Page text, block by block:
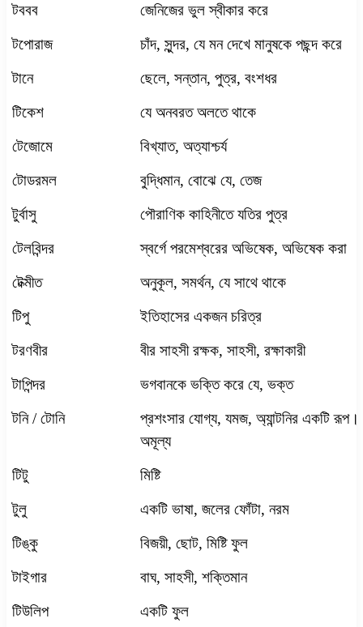
টববব
জেনিজের ভুল স্বীকার করে
টপোরাজ
চাঁদ, সুন্দর, যে মন দেখে মানুষকে পছন্দ করে
টানে
ছেলে, সন্তান, পুত্র, বংশধর
টিকেশ
যে অনবরত অলতে থাকে
টেজোমে
বিখ্যাত, অত্যাশ্চর্য
টোডরমল
বুদ্ধিমান, বোঝে যে, তেজ
টুর্বাসু
পৌরাণিক কাহিনীতে যতির পুত্র
টেলবিন্দর
স্বর্গে পরমেশ্বরের অভিষেক, অভিষেক করা
টেক্মীত
অনুকূল, সমর্থন, যে সাথে থাকে
টিপু
ইতিহাসের একজন চরিত্র
টরণবীর
বীর সাহসী রক্ষক, সাহসী, রক্ষাকারী
টাপিন্দর
ভগবানকে ভক্তি করে যে, ভক্ত
টনি/টোনি প্রশংসার যোগ্য, যমজ, অ্যান্টনির একটি রূপ।
অমূল্য
টিটু
মিষ্টি
টুলু
একটি ভাষা, জলের ফোঁটা, নরম
টিঙ্কু
বিজয়ী, ছোট, মিষ্টি ফুল
টাইগার
বাঘ, সাহসী, শক্তিমান
টিউলিপ
একটি ফুল